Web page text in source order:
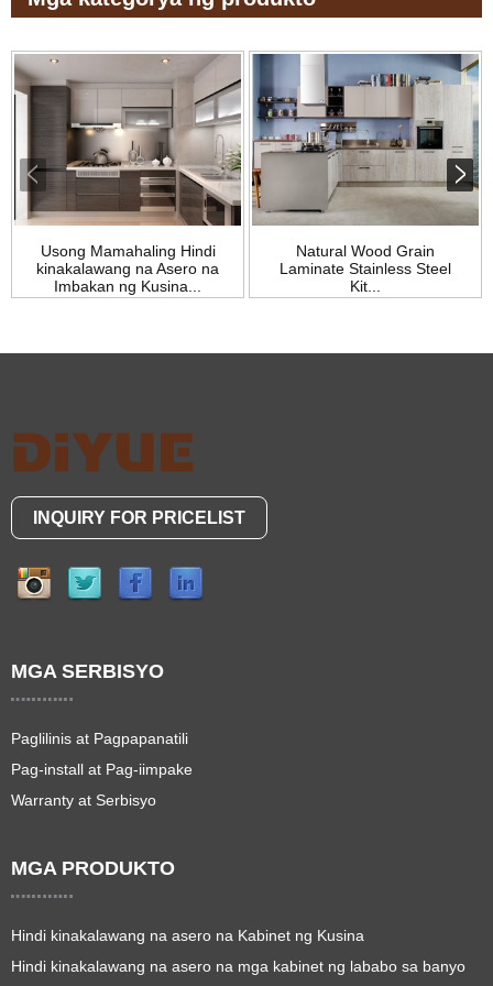
Usong Mamahaling Hindi
kinakalawang na Asero na
Imbakan ng Kusina...
Natural Wood Grain
Laminate Stainless Steel
Kit...
INQUIRY FOR PRICELIST
MGA SERBISYO
Paglilinis at Pagpapanatili
Pag-install at Pag-iimpake
Warranty at Serbisyo
MGA PRODUKTO
Hindi kinakalawang na asero na Kabinet ng Kusina
Hindi kinakalawang na asero na mga kabinet ng lababo sa banyo